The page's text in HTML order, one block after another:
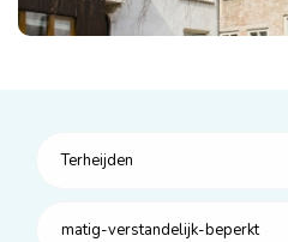
Terheijden
matig-verstandelijk-beperkt